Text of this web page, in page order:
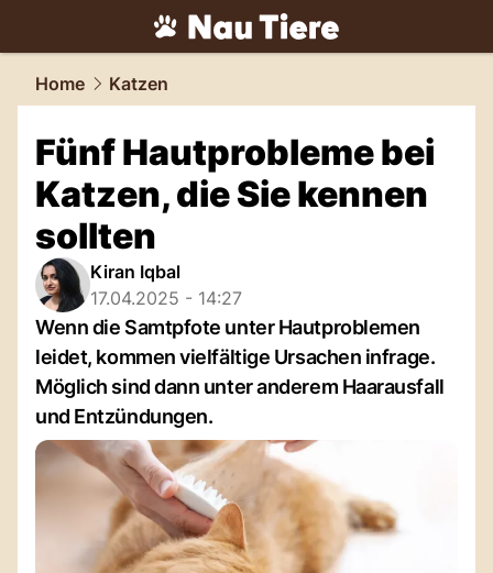
tiere.NAU.ch
Home Katzen
Fünf Hautprobleme bei
Katzen, die Sie kennen
sollten
Kiran Iqbal
17.04.2025 - 14:27
Wenn die Samtpfote unter Hautproblemen
leidet, kommen vielfältige Ursachen infrage.
Möglich sind dann unter anderem Haarausfall
und Entzündungen.